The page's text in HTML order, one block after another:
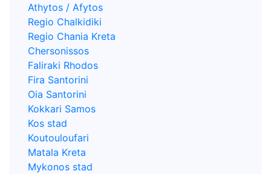
Athytos / Afytos
Regio Chalkidiki
Regio Chania Kreta
Chersonissos
Faliraki Rhodos
Fira Santorini
Oia Santorini
Kokkari Samos
Kos stad
Koutouloufari
Matala Kreta
Mykonos stad